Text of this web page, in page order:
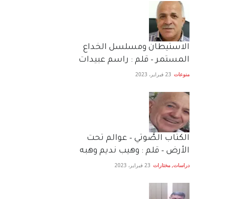
الاستيطان ومسلسل الخداع
المستمر – قلم : راسم عبيدات
منوعات 23 فبراير، 2023
الكتاب الصَّوتي – عوالم تحت
الأرض – قلم : وهيب نديم وهبه
دراسات, مختارات 23 فبراير، 2023